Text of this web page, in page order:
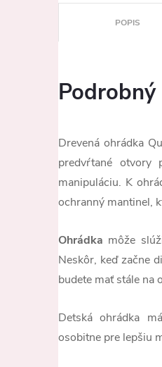
POPIS
Drevená ohrádka
predvŕtané otvory
manipuláciu. K
ochranný mantinel,
Ohrádka môže
Neskôr, keď začne
budete mať stále na
Detská ohrádka
osobitne pre lepšiu